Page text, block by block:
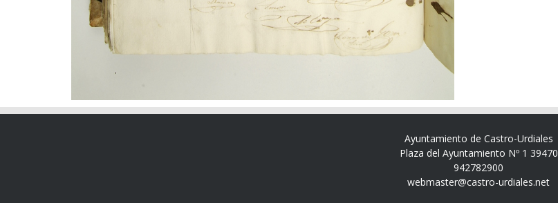
Ayuntamiento de Castro-Urdiales
Plaza del Ayuntamiento Nº 1 39470
942782900
webmaster@castro-urdiales.net